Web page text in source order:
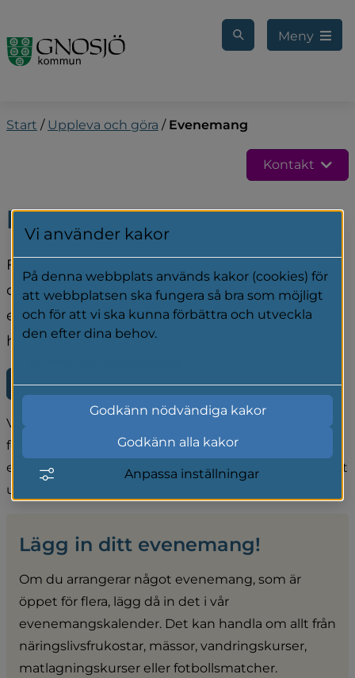
Meny
Start / Uppleva och göra / Evenemang
Kontakt
Evenemang
För att vara en liten kommun finns här en hel
del att upptäcka och göra. Kolla in vår
evenemangskalender för att se vad som
händer i Gnosjö med omnejd.
Evenemangskalender på gnosjoandan.com
(länk till annan webbplats)
Vi vill att fler och fler ska hitta till Gnosjö med omnejd
för roliga saker att hitta på. Vare sig du är invånare
eller tillfällig besökare så är det viktigt att det finns ett
utbud av aktiviteter.
Lägg in ditt evenemang!
Om du arrangerar något evenemang, som är
öppet för flera, lägg då in det i vår
evenemangskalender. Det kan handla om allt från
näringslivsfrukostar, mässor, vandringskurser,
matlagningskurser eller fotbollsmatcher.
Vi använder kakor
På denna webbplats används kakor (cookies) för
att webbplatsen ska fungera så bra som möjligt
och för att vi ska kunna förbättra och utveckla
den efter dina behov.
Godkänn nödvändiga kakor
Godkänn alla kakor
Anpassa inställningar